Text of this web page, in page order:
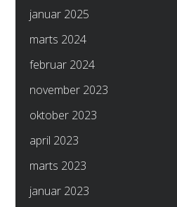
januar 2025
marts 2024
februar 2024
november 2023
oktober 2023
april 2023
marts 2023
januar 2023